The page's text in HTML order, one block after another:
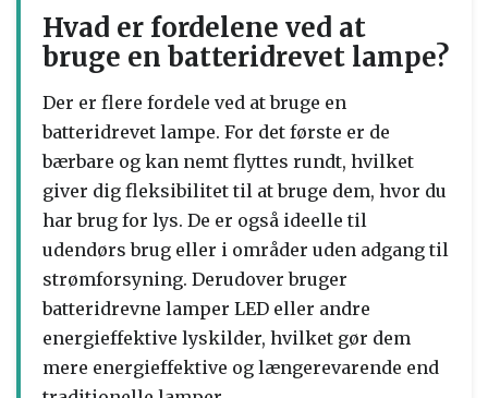
Hvad er fordelene ved at
bruge en batteridrevet lampe?
Der er flere fordele ved at bruge en
batteridrevet lampe. For det første er de
bærbare og kan nemt flyttes rundt, hvilket
giver dig fleksibilitet til at bruge dem, hvor du
har brug for lys. De er også ideelle til
udendørs brug eller i områder uden adgang til
strømforsyning. Derudover bruger
batteridrevne lamper LED eller andre
energieffektive lyskilder, hvilket gør dem
mere energieffektive og længerevarende end